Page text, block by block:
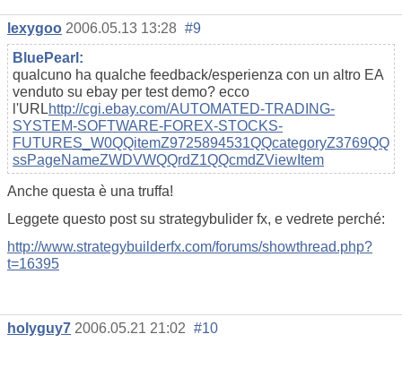
lexygoo 2006.05.13 13:28 #9
BluePearl:
qualcuno ha qualche feedback/esperienza con un altro EA
venduto su ebay per test demo? ecco
l'URLhttp://cgi.ebay.com/AUTOMATED-TRADING-
SYSTEM-SOFTWARE-FOREX-STOCKS-
FUTURES_W0QQitemZ9725894531QQcategoryZ3769QQ
ssPageNameZWDVWQQrdZ1QQcmdZViewItem
Anche questa è una truffa!
Leggete questo post su strategybulider fx, e vedrete perché:
http://www.strategybuilderfx.com/forums/showthread.php?
t=16395
holyguy7 2006.05.21 21:02 #10